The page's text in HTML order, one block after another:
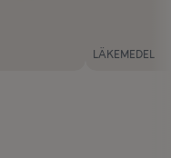
LÄKEMEDEL